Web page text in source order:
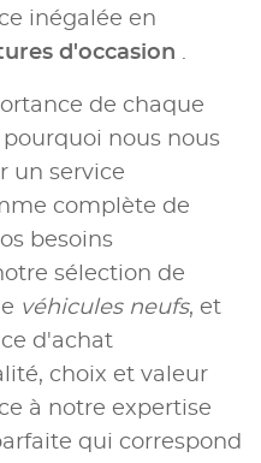
inégalée en
d'occasion .
de chaque
pourquoi nous nous
un service
complète de
besoins
sélection de
véhicules neufs, et
d'achat
choix et valeur
à notre expertise
qui correspond